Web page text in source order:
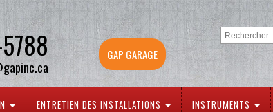
GAP GARAGE
ENTRETIEN DES INSTALLATIONS INSTRUMENTS